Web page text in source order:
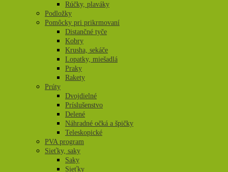
Rúčky, plaváky
Podložky
Pomôcky pri prikrmovaní
Distančné tyče
Kobry
Krusha, sekáče
Lopatky, miešadlá
Praky
Rakety
Prúty
Dvojdielné
Príslušenstvo
Delené
Náhradné očká a špičky
Teleskopické
PVA program
Sieťky, saky
Saky
Sieťky